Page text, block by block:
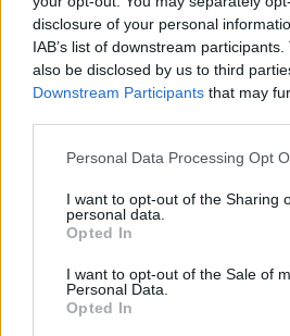
disclosure of your personal
IAB’s list of downstream
also be disclosed by us to third
Downstream Participants that may
Personal Data Processing Opt
I want to opt-out of the Sharing
personal data.
Opted In
I want to opt-out of the Sale of
Personal Data.
Opted In
του ΚΚΕ Αρκαδίας στον Κοσμά
19.07.2026 14:28
Συνάντηση στελεχών της "Νέας
Καρυστιανού
17.07.2026 18:41